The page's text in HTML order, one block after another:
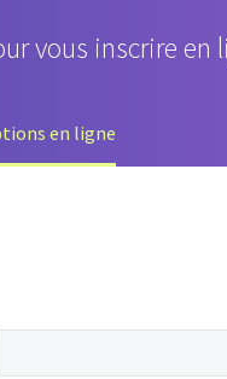
vous inscrire en
en ligne